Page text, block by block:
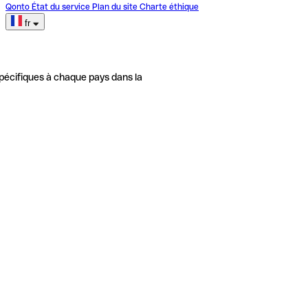
Qonto État du service Plan du site Charte éthique
fr
à chaque pays dans la